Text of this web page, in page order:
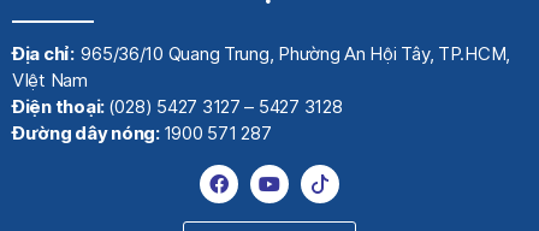
Địa chỉ:965/36/10 Quang Trung, Phường An Hội Tây, TP.HCM,
VIệt Nam
Điện thoại: (028) 5427 3127 – 5427 3128
Đường dây nóng: 1900 571 287